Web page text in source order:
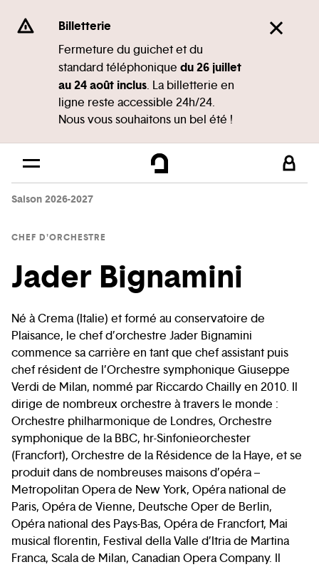
Se rendre au
Contenu principal
Pied de page
Billetterie
Fermeture du guichet et du
standard téléphonique du 26 juillet
au 24 août inclus. La billetterie en
ligne reste accessible 24h/24.
Nous vous souhaitons un bel été !
Saison 2026-2027
CHEF D'ORCHESTRE
Jader Bignamini
Né à Crema (Italie) et formé au conservatoire de
Plaisance, le chef d’orchestre Jader Bignamini
commence sa carrière en tant que chef assistant puis
chef résident de l’Orchestre symphonique Giuseppe
Verdi de Milan, nommé par Riccardo Chailly en 2010. Il
dirige de nombreux orchestre à travers le monde :
Orchestre philharmonique de Londres, Orchestre
symphonique de la BBC, hr-Sinfonieorchester
(Francfort), Orchestre de la Résidence de la Haye, et se
produit dans de nombreuses maisons d’opéra –
Metropolitan Opera de New York, Opéra national de
Paris, Opéra de Vienne, Deutsche Oper de Berlin,
Opéra national des Pays-Bas, Opéra de Francfort, Mai
musical florentin, Festival della Valle d’Itria de Martina
Franca, Scala de Milan, Canadian Opera Company. Il